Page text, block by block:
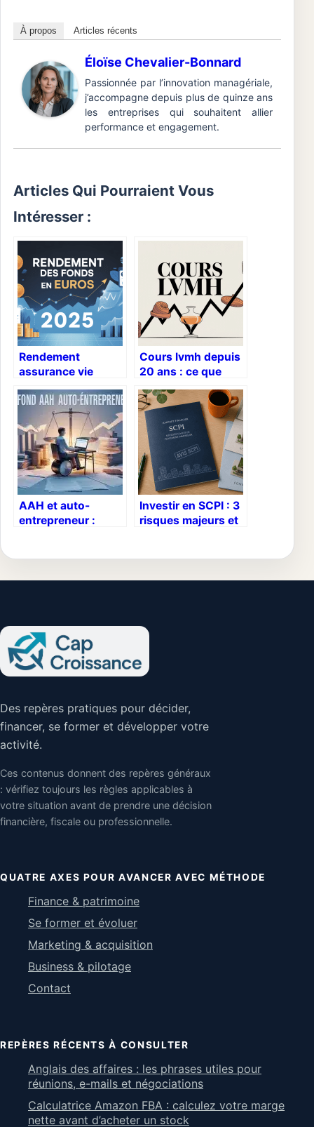
À propos Articles récents
Éloïse Chevalier-Bonnard
Passionnée par l’innovation managériale,
j’accompagne depuis plus de quinze ans
les entreprises qui souhaitent allier
performance et engagement.
Articles Qui Pourraient Vous
Intéresser :
Rendement
assurance vie
fonds euros 2024 :
à quoi vous
attendre vraiment ?
Cours lvmh depuis
20 ans : ce que
révèlent vraiment 2
décennies de
bourse
AAH et auto-
entrepreneur :
allocation
Investir en SCPI : 3
risques majeurs et
Des repères pratiques pour décider,
financer, se former et développer votre
activité.
Ces contenus donnent des repères généraux
: vérifiez toujours les règles applicables à
votre situation avant de prendre une décision
financière, fiscale ou professionnelle.
QUATRE AXES POUR AVANCER AVEC MÉTHODE
Finance & patrimoine
Se former et évoluer
Marketing & acquisition
Business & pilotage
Contact
REPÈRES RÉCENTS À CONSULTER
Anglais des affaires : les phrases utiles pour
réunions, e-mails et négociations
Calculatrice Amazon FBA : calculez votre marge
nette avant d’acheter un stock